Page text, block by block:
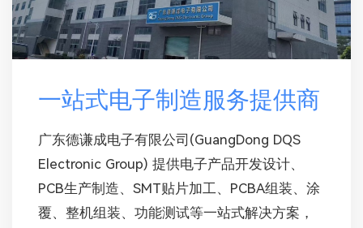
一站式电子制造服务提供商
广东德谦成电子有限公司(GuangDong DQS
Electronic Group) 提供电子产品开发设计、
PCB生产制造、SMT贴片加工、PCBA组装、涂
覆、整机组装、功能测试等一站式解决方案，